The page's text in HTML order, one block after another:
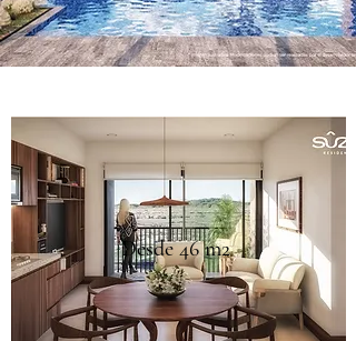
Desde 46 m2